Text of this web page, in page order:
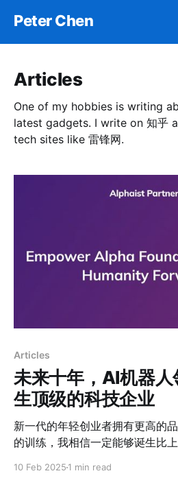
Peter Chen
Articles
One of my hobbies is writing
latest gadgets. I write on 知乎
tech sites like 雷锋网.
Articles
未来十年，AI机器
生顶级的科技企业
新一代的年轻创业者拥有更高的
的训练，我相信一定能够诞生比
10 Feb 2025 1 min read